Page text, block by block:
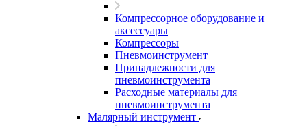
Компрессорное оборудование и
аксессуары
Компрессоры
Пневмоинструмент
Принадлежности для
пневмоинструмента
Расходные материалы для
пневмоинструмента
Малярный инструмент